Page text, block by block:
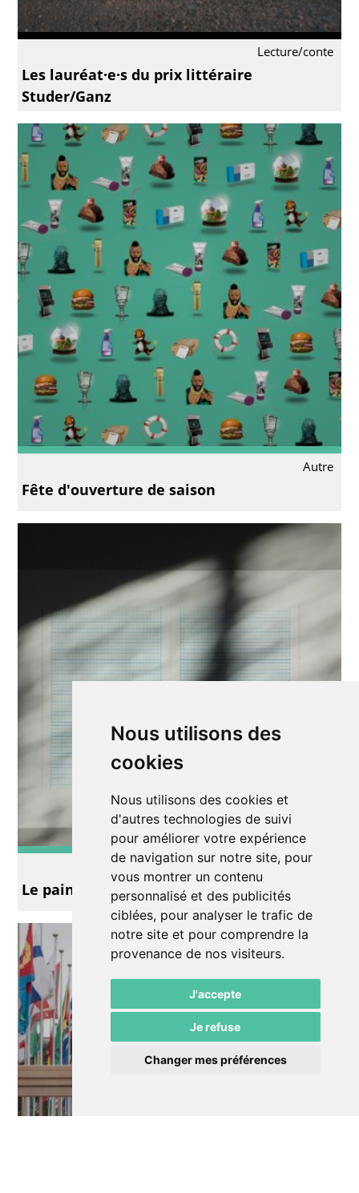
Nous utilisons des
cookies
Nous utilisons des cookies et
d'autres technologies de suivi
pour améliorer votre expérience
de navigation sur notre site, pour
vous montrer un contenu
personnalisé et des publicités
ciblées, pour analyser le trafic de
notre site et pour comprendre la
provenance de nos visiteurs.
J'accepte
Je refuse
Changer mes préférences
Lecture/conte
Les lauréat·e·s du prix littéraire
Studer/Ganz
Autre
Fête d'ouverture de saison
Exposition
Le pain quotidien des sangliers